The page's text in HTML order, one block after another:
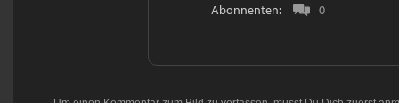
Abonnenten:
0